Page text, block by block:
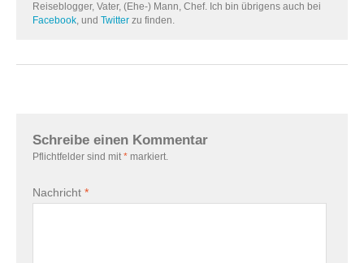
Reiseblogger, Vater, (Ehe-) Mann, Chef. Ich bin übrigens auch bei
Facebook, und Twitter zu finden.
Schreibe einen Kommentar
Pflichtfelder sind mit * markiert.
Nachricht *